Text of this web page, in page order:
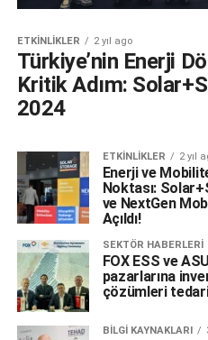
ETKINLIKLER 2 yıl ago
Türkiye’nin Enerji
Kritik Adım:
2024
ETKINLIKLER 2 yıl
Enerji ve
Noktası:
ve NextGen
Açıldı!
SEKTÖR HABERLERI
FOX ESS ve
pazarlarına
çözümleri
BILGI KAYNAKLARI